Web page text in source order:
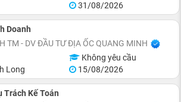
31/08/2026
Doanh
TM - DV ĐẦU TƯ ĐỊA ỐC QUANG MINH
Không yêu cầu
Long
15/08/2026
Trách Kế Toán